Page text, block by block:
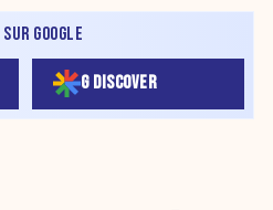
GOOGLE
G DISCOVER